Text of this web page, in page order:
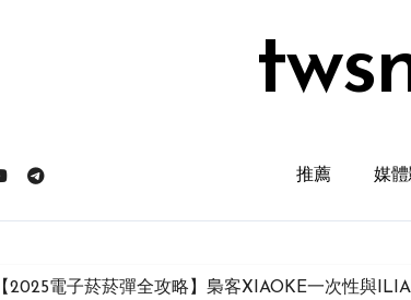
推薦 媒
【2025電子菸菸彈全攻略】梟客XIAOKE一次性與